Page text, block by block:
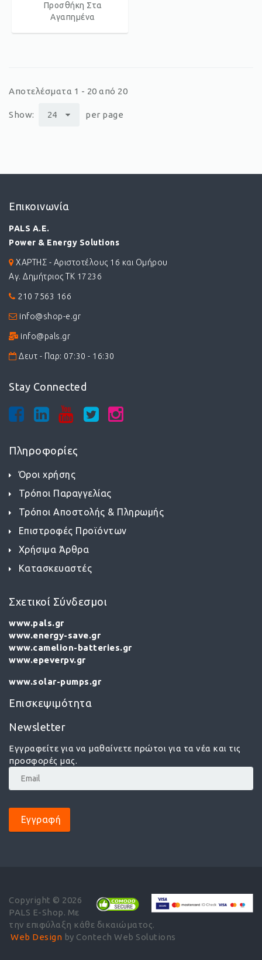
Προσθήκη Στα
Αγαπημένα
Αποτελέσματα 1 - 20 από 20
Show: 24 per page
Επικοινωνία
PALS A.E.
Power & Energy Solutions
ΧΑΡΤΗΣ - Αριστοτέλους 16 και Ομήρου
Αγ. Δημήτριος ΤΚ 17236
210 7563 166
info@shop-e.gr
info@pals.gr
Δευτ - Παρ: 07:30 - 16:30
Stay Connected
Πληροφορίες
Όροι χρήσης
Τρόποι Παραγγελίας
Τρόποι Αποστολής & Πληρωμής
Επιστροφές Προϊόντων
Χρήσιμα Άρθρα
Κατασκευαστές
Σχετικοί Σύνδεσμοι
www.pals.gr
www.energy-save.gr
www.camelion-batteries.gr
www.epeverpv.gr
www.solar-pumps.gr
Επισκεψιμότητα
Newsletter
Εγγραφείτε για να μαθαίνετε πρώτοι για τα νέα και τις
προσφορές μας.
Εγγραφή
Copyright © 2026
PALS E-Shop. Με
την επιφύλαξη κάθε δικαιώματος.
Web Design by Contech Web Solutions